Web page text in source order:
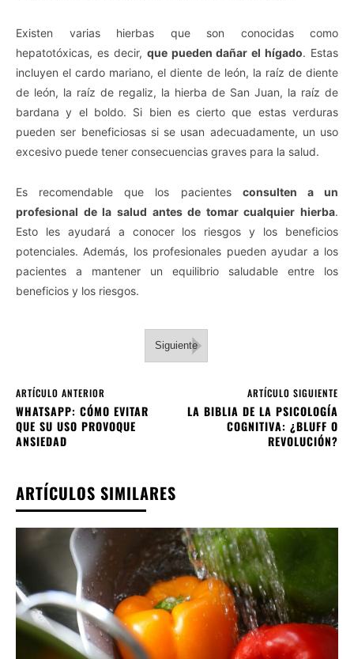
Existen varias hierbas que son conocidas como
hepatotóxicas, es decir, que pueden dañar el hígado. Estas
incluyen el cardo mariano, el diente de león, la raíz de diente
de león, la raíz de regaliz, la hierba de San Juan, la raíz de
bardana y el boldo. Si bien es cierto que estas verduras
pueden ser beneficiosas si se usan adecuadamente, un uso
excesivo puede tener consecuencias graves para la salud.
Es recomendable que los pacientes consulten a un
profesional de la salud antes de tomar cualquier hierba.
Esto les ayudará a conocer los riesgos y los beneficios
potenciales. Además, los profesionales pueden ayudar a los
pacientes a mantener un equilibrio saludable entre los
beneficios y los riesgos.
Siguiente
ARTÍCULO ANTERIOR
WHATSAPP: CÓMO EVITAR
QUE SU USO PROVOQUE
ANSIEDAD
ARTÍCULO SIGUIENTE
LA BIBLIA DE LA PSICOLOGÍA
COGNITIVA: ¿BLUFF O
REVOLUCIÓN?
ARTÍCULOS SIMILARES